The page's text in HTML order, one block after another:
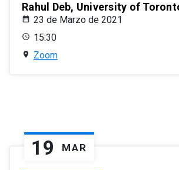
Rahul Deb, University of
23 de Marzo de 2021
15:30
Zoom
19 MAR